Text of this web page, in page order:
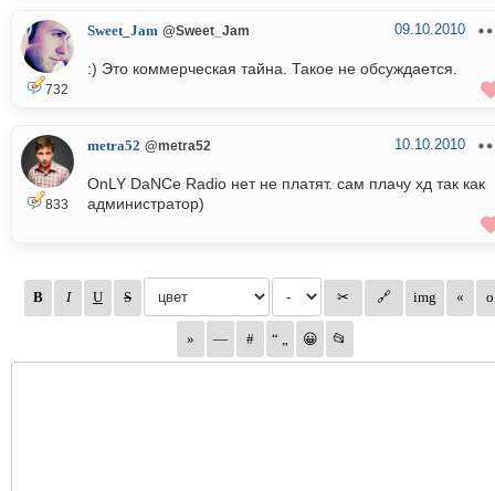
732
Sweet_Jam @Sweet_Jam 09.10.2010
:) Это коммерческая тайна. Такое не обсуждается.
833
metra52 @metra52 10.10.2010
OnLY DaNCe Radio нет не платят. сам плачу хд так как
администратор)